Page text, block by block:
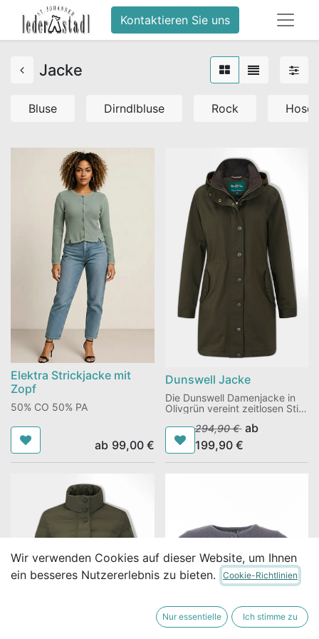
Kontaktieren Sie uns
Jacke
Bluse Dirndlbluse Rock Hose
Elektra Strickjacke mit
Zopf
50% CO 50% PA
ab 99,00€
Dunswell Jacke
Die Dunswell Damenjacke in
Olivgrün vereint zeitlosen Stil
Tragekomfort. Sie ist vielseitig
kombinierbar, ihr satter Olivton
passt zu jeder Garderobe, und
die taillierte Passform sorgt für
294,90€ ab
199,90€
Wir verwenden Cookies auf dieser Website, um Ihnen
ein besseres Nutzererlebnis zu bieten.
Cookie-Richtlinien
Nur essentielle Ich stimme zu